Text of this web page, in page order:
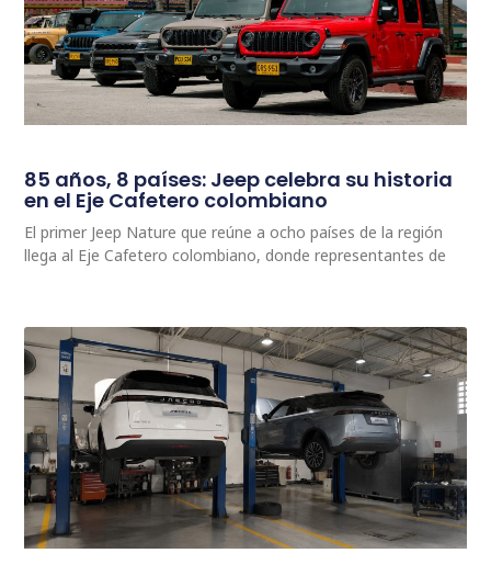
85 años, 8 países: Jeep celebra su historia
en el Eje Cafetero colombiano
El primer Jeep Nature que reúne a ocho países de la región
llega al Eje Cafetero colombiano, donde representantes de